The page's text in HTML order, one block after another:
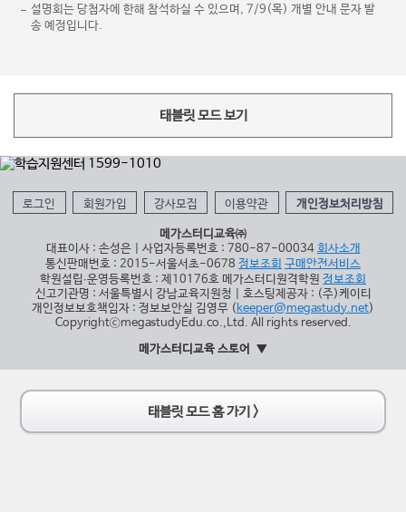
설명회는 당첨자에 한해 참석하실 수 있으며, 7/9(목) 개별 안내 문자 발
송 예정입니다.
태블릿 모드 보기
로그인 회원가입 강사모집 이용약관 개인정보처리방침
메가스터디교육㈜
대표이사 : 손성은 | 사업자등록번호 : 780-87-00034 회사소개
통신판매번호 : 2015-서울서초-0678 정보조회 구매안전서비스
학원설립∙운영등록번호 : 제10176호 메가스터디원격학원 정보조회
신고기관명 : 서울특별시 강남교육지원청 | 호스팅제공자 : (주)케이티
개인정보보호책임자 : 정보보안실 김영무 ( keeper@megastudy.net)
CopyrightⓒmegastudyEdu.co.,Ltd. All rights reserved.
메가스터디교육 스토어
태블릿 모드 홈 가기 >